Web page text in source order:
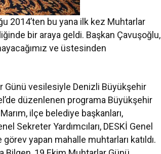
2014’ten bu yana ilk kez Muhtarlar
bir araya geldi. Başkan Çavuşoğlu,
ve üstesinden
Günü vesilesiyle Denizli Büyükşehir
düzenlenen programa Büyükşehir
ilçe belediye başkanları,
Sekreter Yardımcıları, DESKİ Genel
yapan mahalle muhtarları katıldı.